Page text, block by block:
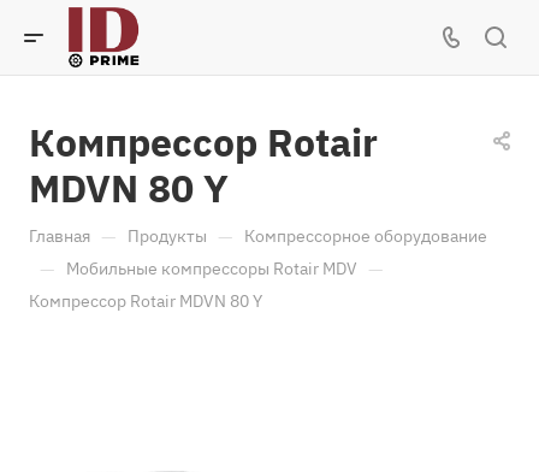
Компрессор Rotair
MDVN 80 Y
Главная — Продукты — Компрессорное оборудование
— Мобильные компрессоры Rotair MDV —
Компрессор Rotair MDVN 80 Y